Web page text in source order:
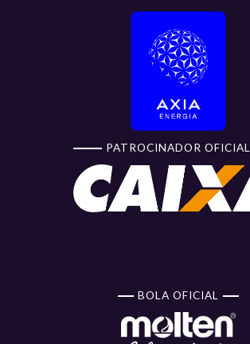
PATROCINADOR OFICIAL
BOLA OFICIAL